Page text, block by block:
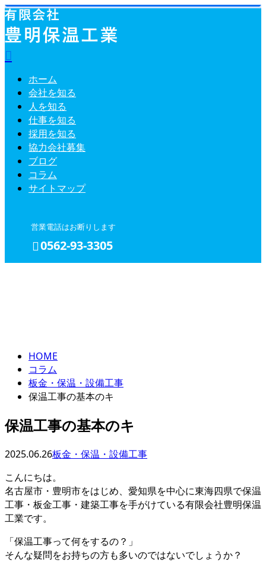
ホーム
会社を知る
人を知る
仕事を知る
採用を知る
協力会社募集
ブログ
コラム
サイトマップ
営業電話はお断りします
0562-93-3305
HOME
コラム
板金・保温・設備工事
保温工事の基本のキ
保温工事の基本のキ
2025.06.26板金・保温・設備工事
こんにちは。
名古屋市・豊明市をはじめ、愛知県を中心に東海四県で保温
工事・板金工事・建築工事を手がけている有限会社豊明保温
工業です。
「保温工事って何をするの？」
そんな疑問をお持ちの方も多いのではないでしょうか？